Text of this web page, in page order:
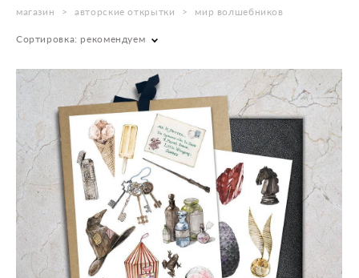
магазин > авторские открытки > мир волшебников
Сортировка: рекомендуем